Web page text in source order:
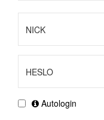
Autologin